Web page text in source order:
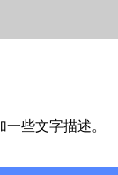
些文字描述。